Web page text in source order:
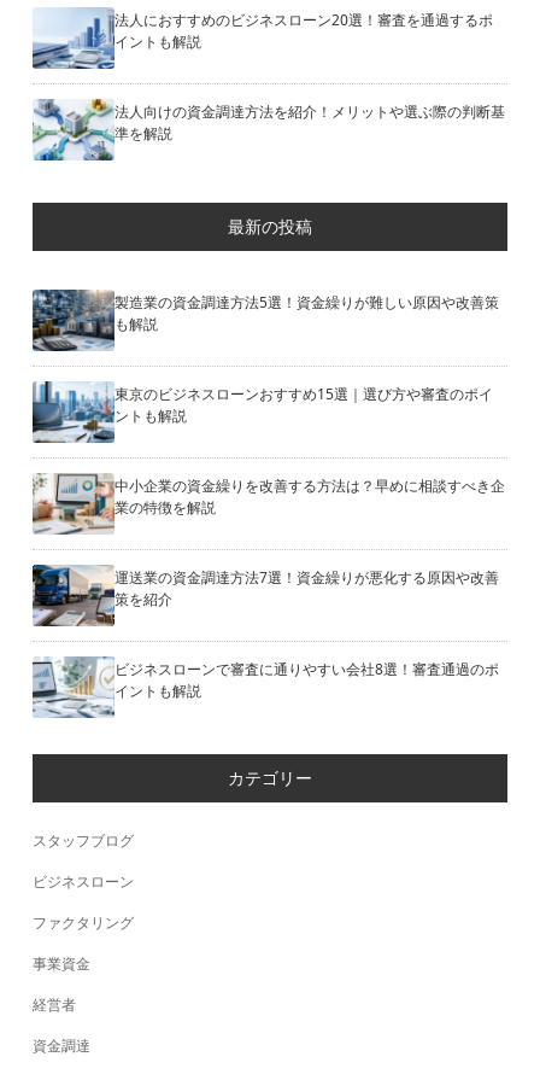
法人におすすめのビジネスローン20選！審査を通過するポ
イントも解説
法人向けの資金調達方法を紹介！メリットや選ぶ際の判断基
準を解説
最新の投稿
製造業の資金調達方法5選！資金繰りが難しい原因や改善策
も解説
東京のビジネスローンおすすめ15選｜選び方や審査のポイ
ントも解説
中小企業の資金繰りを改善する方法は？早めに相談すべき企
業の特徴を解説
運送業の資金調達方法7選！資金繰りが悪化する原因や改善
策を紹介
ビジネスローンで審査に通りやすい会社8選！審査通過のポ
イントも解説
カテゴリー
スタッフブログ
ビジネスローン
ファクタリング
事業資金
経営者
資金調達